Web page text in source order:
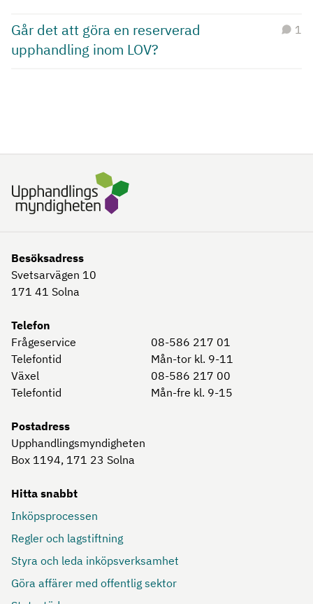
Går det att göra en reserverad
upphandling inom LOV?
1
Besöksadress
Svetsarvägen 10
171 41 Solna
Telefon
Frågeservice
08-586 217 01
Telefontid
Mån-tor kl. 9-11
Växel
08-586 217 00
Telefontid
Mån-fre kl. 9-15
Postadress
Upphandlingsmyndigheten
Box 1194, 171 23 Solna
Hitta snabbt
Inköpsprocessen
Regler och lagstiftning
Styra och leda inköpsverksamhet
Göra affärer med offentlig sektor